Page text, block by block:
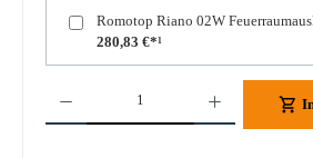
Romotop Riano 02W
280,83 €*¹